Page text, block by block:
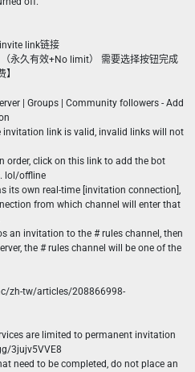
link链接
永久有效+No limit） 需要选择按钮完成
| Groups | Community followers - Add
invitation link is valid, invalid links will not
order, click on this link to add the bot
lol/offline
its own real-time [invitation connection],
from which channel will enter that
an invitation to the # rules channel, then
the # rules channel will be one of the
zh-tw/articles/208866998-
are limited to permanent invitation
3jujv5VVE8
need to be completed, do not place an